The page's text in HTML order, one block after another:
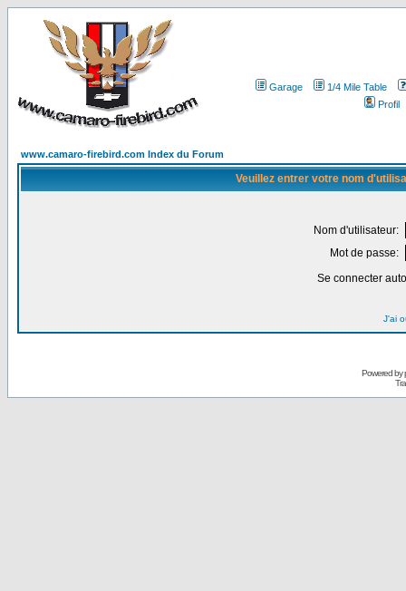
Garage
1/4 Mile Table
Profil
www.camaro-firebird.com Index du Forum
Veuillez entrer votre nom
Nom d'utilisateur:
Mot de passe:
Se connecter
J'ai
Powered by